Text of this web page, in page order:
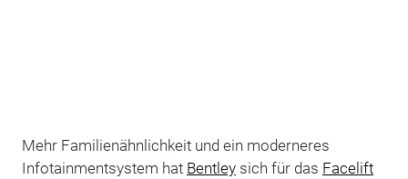
Mehr Familienähnlichkeit und ein moderneres
Infotainmentsystem hat Bentleysich für das Facelift